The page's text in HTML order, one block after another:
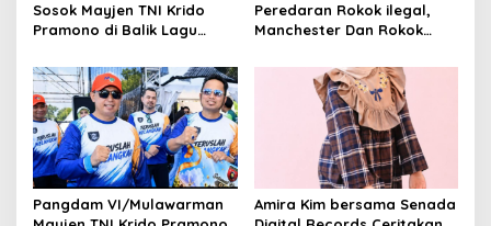
Sosok Mayjen TNI Krido
Pramono di Balik Lagu
Melangkah”
Peredaran Rokok ilegal,
Manchester Dan Rokok
Kembali Marak di Batam
Pangdam VI/Mulawarman
Amira Kim bersama Senada